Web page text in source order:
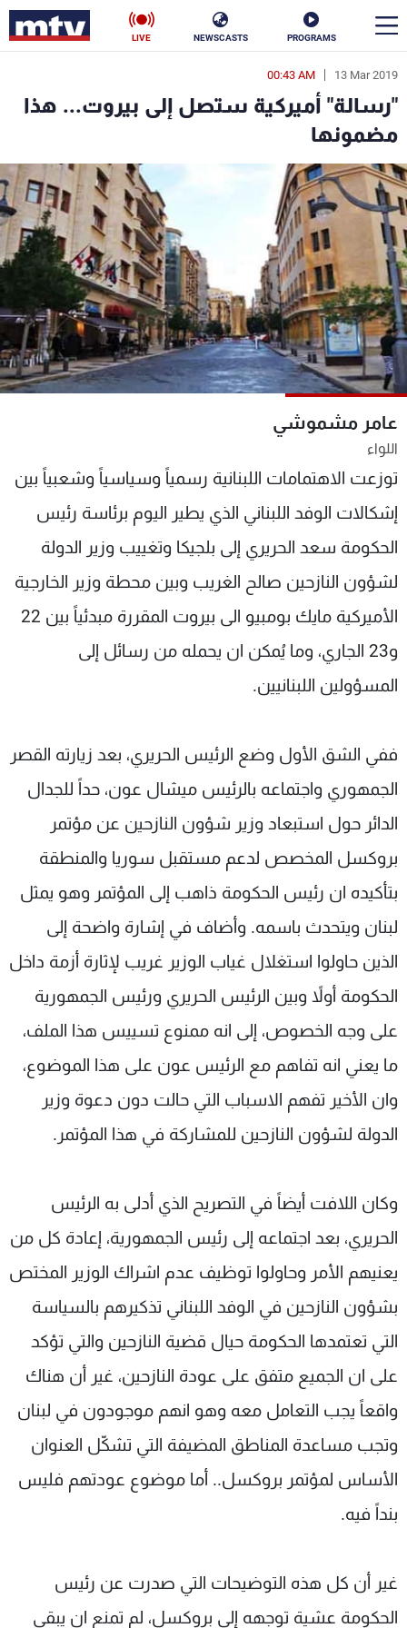
PROGRAMS
NEWSCASTS
LIVE
13 Mar 2019
00:43 AM
"رسالة" أميركية ستصل إلى بيروت... هذا
مضمونها
عامر مشموشي
اللواء
توزعت الاهتمامات اللبنانية رسمياً وسياسياً وشعبياً بين
إشكالات الوفد اللبناني الذي يطير اليوم برئاسة رئيس
الحكومة سعد الحريري إلى بلجيكا وتغييب وزير الدولة
لشؤون النازحين صالح الغريب وبين محطة وزير الخارجية
الأميركية مايك بومبيو الى بيروت المقررة مبدئياً بين 22
و23 الجاري، وما يُمكن ان يحمله من رسائل إلى
المسؤولين اللبنانيين.
ففي الشق الأول وضع الرئيس الحريري، بعد زيارته القصر
الجمهوري واجتماعه بالرئيس ميشال عون، حداً للجدال
الدائر حول استبعاد وزير شؤون النازحين عن مؤتمر
بروكسل المخصص لدعم مستقبل سوريا والمنطقة
بتأكيده ان رئيس الحكومة ذاهب إلى المؤتمر وهو يمثل
لبنان ويتحدث باسمه. وأضاف في إشارة واضحة إلى
الذين حاولوا استغلال غياب الوزير غريب لإثارة أزمة داخل
الحكومة أولاً وبين الرئيس الحريري ورئيس الجمهورية
على وجه الخصوص، إلى انه ممنوع تسييس هذا الملف،
ما يعني انه تفاهم مع الرئيس عون على هذا الموضوع،
وان الأخير تفهم الاسباب التي حالت دون دعوة وزير
الدولة لشؤون النازحين للمشاركة في هذا المؤتمر.
وكان اللافت أيضاً في التصريح الذي أدلى به الرئيس
الحريري، بعد اجتماعه إلى رئيس الجمهورية، إعادة كل من
يعنيهم الأمر وحاولوا توظيف عدم اشراك الوزير المختص
بشؤون النازحين في الوفد اللبناني تذكيرهم بالسياسة
التي تعتمدها الحكومة حيال قضية النازحين والتي تؤكد
على ان الجميع متفق على عودة النازحين، غير أن هناك
واقعاً يجب التعامل معه وهو انهم موجودون في لبنان
وتجب مساعدة المناطق المضيفة التي تشكّل العنوان
الأساس لمؤتمر بروكسل.. أما موضوع عودتهم فليس
بنداً فيه.
غير أن كل هذه التوضيحات التي صدرت عن رئيس
الحكومة عشية توجهه إلى بروكسل، لم تمنع ان يبقى
en
الأخبار
سياسة ناس
إقتصاد
منوعات رياضة
كأس العالم
البرامج
جدول البرامج
شاهد البرامج
الترددات
عن MTV
لاعلاناتكم
وظائف
تواصل معنا
شروط الإسـتخدام